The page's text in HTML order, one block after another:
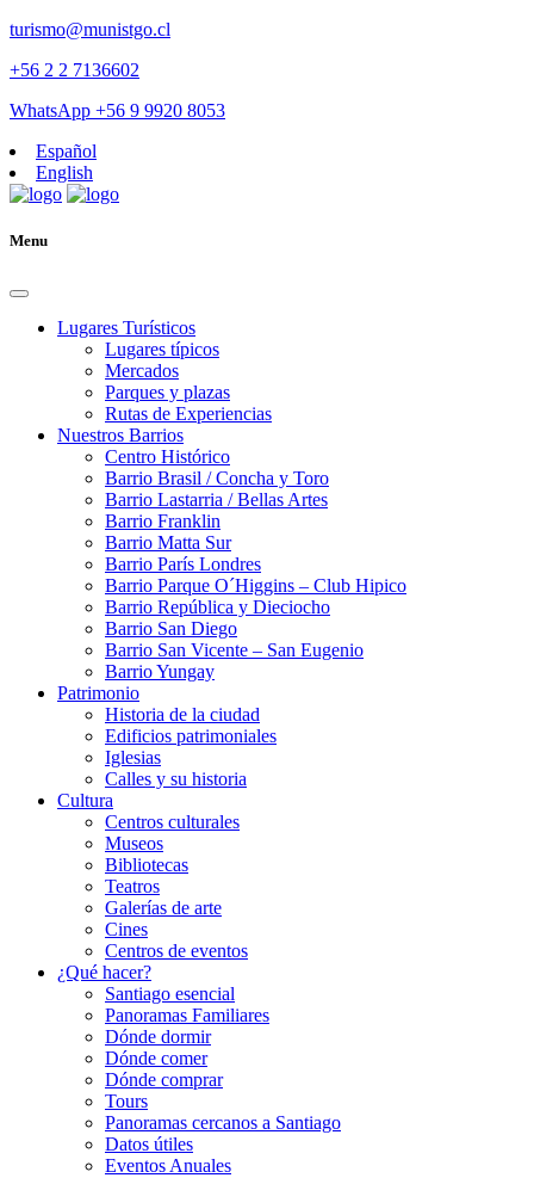
turismo@munistgo.cl
+56 2 2 7136602
WhatsApp +56 9 9920 8053
Español
English
Menu
Lugares Turísticos
Lugares tí­picos
Mercados
Parques y plazas
Rutas de Experiencias
Nuestros Barrios
Centro Histórico
Barrio Brasil / Concha y Toro
Barrio Lastarria / Bellas Artes
Barrio Franklin
Barrio Matta Sur
Barrio Parí­s Londres
Barrio Parque O´Higgins – Club Hipico
Barrio República y Dieciocho
Barrio San Diego
Barrio San Vicente – San Eugenio
Barrio Yungay
Patrimonio
Historia de la ciudad
Edificios patrimoniales
Iglesias
Calles y su historia
Cultura
Centros culturales
Museos
Bibliotecas
Teatros
Galerí­as de arte
Cines
Centros de eventos
¿Qué hacer?
Santiago esencial
Panoramas Familiares
Dónde dormir
Dónde comer
Dónde comprar
Tours
Panoramas cercanos a Santiago
Datos útiles
Eventos Anuales